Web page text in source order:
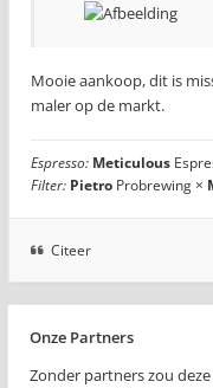
Mooie aankoop, dit is
maler op de markt.
Espresso: Meticulous
Filter: Pietro Probrewing ×
Citeer
Onze Partners
Zonder partners zou